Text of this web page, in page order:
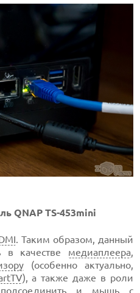
QNAP TS-453mini
. Таким образом, данный
в качестве медиаплеера,
(особенно актуально,
), а также даже в роли
и мышь с